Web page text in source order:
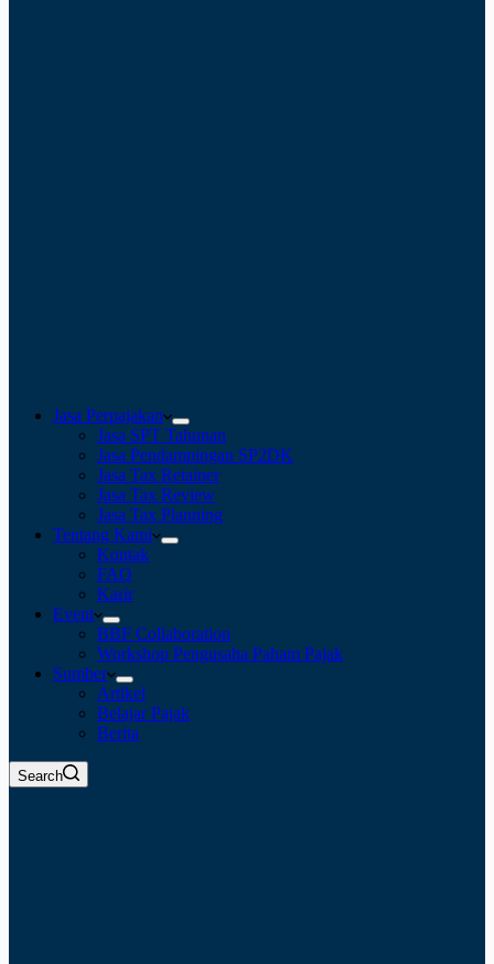
Jasa Perpajakan
Jasa SPT Tahunan
Jasa Pendampingan SP2DK
Jasa Tax Retainer
Jasa Tax Review
Jasa Tax Planning
Tentang Kami
Kontak
FAQ
Karir
Event
BBF Collaboration
Workshop Pengusaha Paham Pajak
Sumber
Artikel
Belajar Pajak
Berita
Search